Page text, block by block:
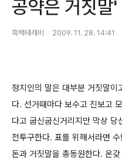
공약은 거짓말'
흑백테레비 2009. 11. 28. 14:41
정치인의 말은 대부분 거짓말이
다. 선거때마다 보수고 진보고
다고 굽신굽신거리지만 막상 당
전투구한다. 표를 위해서라면
돈과 거짓말을 총동원한다. 온